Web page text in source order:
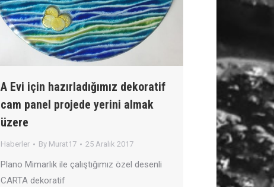
A Evi için hazırladığımız dekoratif
cam panel projede yerini almak
üzere
Haberler By Murat17 25 Aralık 2017
Plano Mimarlık ile çalıştığımız özel desenli
CARTA dekoratif